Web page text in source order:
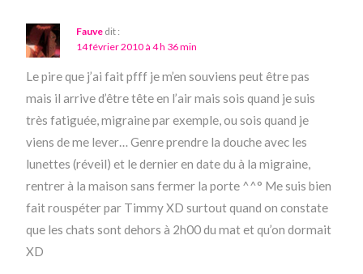
Fauve dit :
14 février 2010 à 4 h 36 min
Le pire que j’ai fait pfff je m’en souviens peut être pas
mais il arrive d’être tête en l’air mais sois quand je suis
très fatiguée, migraine par exemple, ou sois quand je
viens de me lever… Genre prendre la douche avec les
lunettes (réveil) et le dernier en date du à la migraine,
rentrer à la maison sans fermer la porte ^^° Me suis bien
fait rouspéter par Timmy XD surtout quand on constate
que les chats sont dehors à 2h00 du mat et qu’on dormait
XD